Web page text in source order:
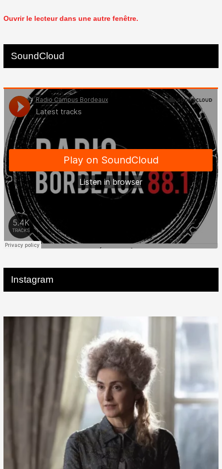
Ouvrir le lecteur dans une autre fenêtre.
SoundCloud
Instagram